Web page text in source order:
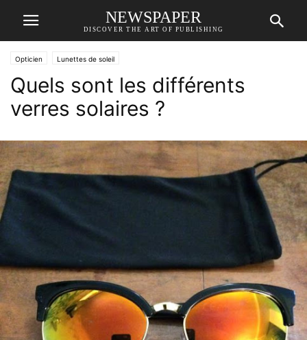
NEWSPAPER
DISCOVER THE ART OF PUBLISHING
Opticien Lunettes de soleil
Quels sont les différents
verres solaires ?